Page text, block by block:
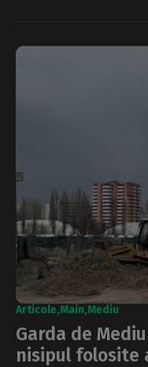
Articole Main Mediu
Garda de
nisipul folosite